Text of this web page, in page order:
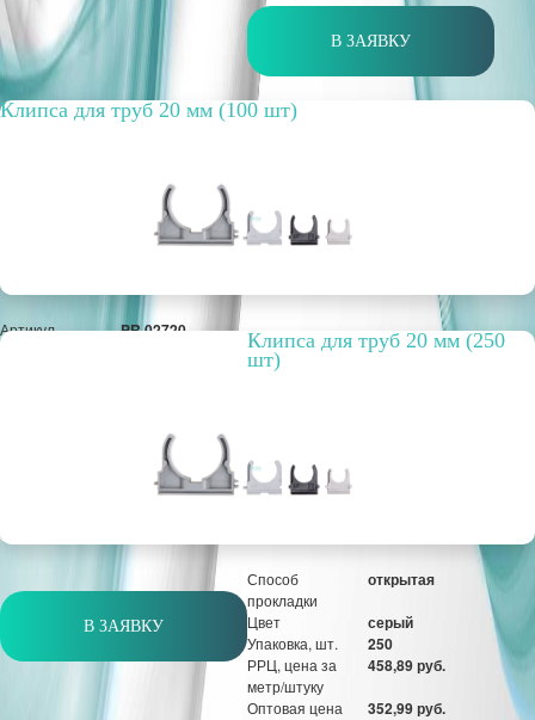
В ЗАЯВКУ
Клипса для труб 20 мм (100 шт)
Артикул PR.02720
434,20 руб.
334 руб.
В ЗАЯВКУ
Клипса для труб 20 мм (250
шт)
Способ
прокладки
открытая
Цвет серый
Упаковка, шт. 250
РРЦ, цена за
метр/штуку
458,89 руб.
Оптовая цена 352,99 руб.